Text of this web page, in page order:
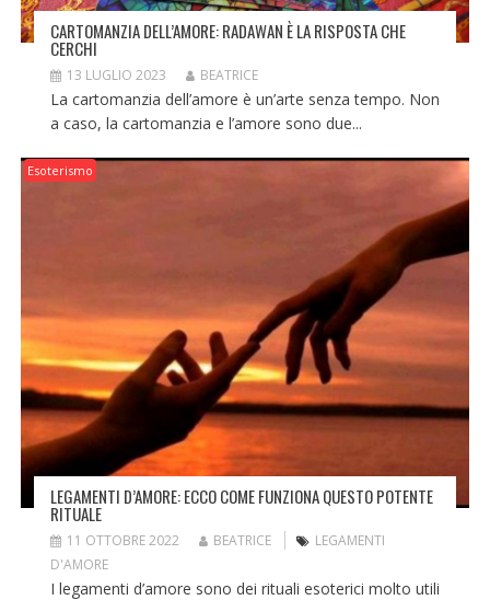
CARTOMANZIA DELL’AMORE: RADAWAN È LA RISPOSTA CHE
CERCHI
13 LUGLIO 2023 BEATRICE
La cartomanzia dell’amore è un’arte senza tempo. Non
a caso, la cartomanzia e l’amore sono due...
Esoterismo
LEGAMENTI D’AMORE: ECCO COME FUNZIONA QUESTO POTENTE
RITUALE
11 OTTOBRE 2022 BEATRICE
LEGAMENTI
D'AMORE
I legamenti d’amore sono dei rituali esoterici molto utili